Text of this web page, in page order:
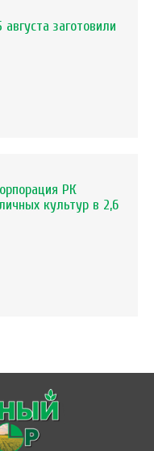
заготовили
РК
культур в 2,6